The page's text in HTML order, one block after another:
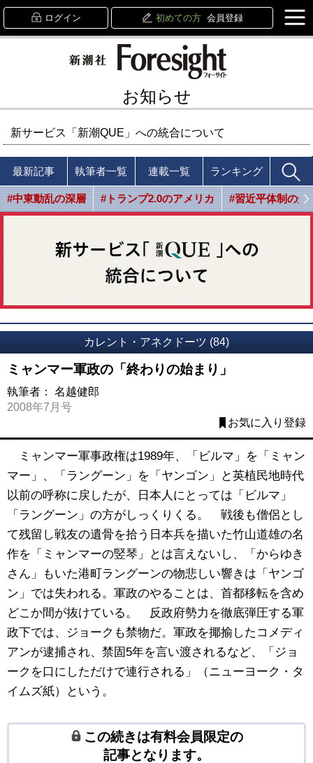
ログイン 初めての方 会員登録
お知らせ
新サービス「新潮QUE」への統合について
最新記事 執筆者一覧 連載一覧 ランキング
#中東動乱の深層 #トランプ2.0のアメリカ #習近平体制の光
カレント・アネクドーツ (84)
ミャンマー軍政の「終わりの始まり」
執筆者： 名越健郎
2008年7月号
お気に入り登録
ミャンマー軍事政権は1989年、「ビルマ」を「ミャン
マー」、「ラングーン」を「ヤンゴン」と英植民地時代
以前の呼称に戻したが、日本人にとっては「ビルマ」
「ラングーン」の方がしっくりくる。 戦後も僧侶とし
て残留し戦友の遺骨を拾う日本兵を描いた竹山道雄の名
作を「ミャンマーの竪琴」とは言えないし、「からゆき
さん」もいた港町ラングーンの物悲しい響きは「ヤンゴ
ン」では失われる。軍政のやることは、首都移転を含め
どこか間が抜けている。 反政府勢力を徹底弾圧する軍
政下では、ジョークも禁物だ。軍政を揶揄したコメディ
アンが逮捕され、禁固5年を言い渡されるなど、「ジョ
ークを口にしただけで連行される」（ニューヨーク・タ
イムズ紙）という。
この続きは有料会員限定の
記事となります。